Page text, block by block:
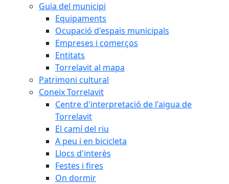
Guia del municipi
Equipaments
Ocupació d'espais municipals
Empreses i comerços
Entitats
Torrelavit al mapa
Patrimoni cultural
Coneix Torrelavit
Centre d'interpretació de l'aigua de
Torrelavit
El camí del riu
A peu i en bicicleta
Llocs d'interès
Festes i fires
On dormir